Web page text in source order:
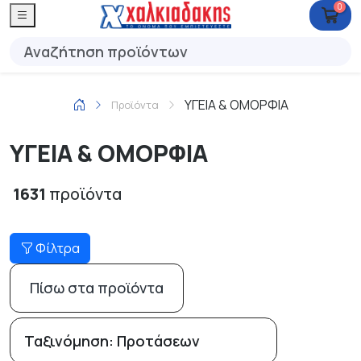
0
Προϊόντα ΥΓΕΙΑ & ΟΜΟΡΦΙΑ
ΥΓΕΙΑ & ΟΜΟΡΦΙΑ
1631 προϊόντα
Φίλτρα
Πίσω στα προϊόντα